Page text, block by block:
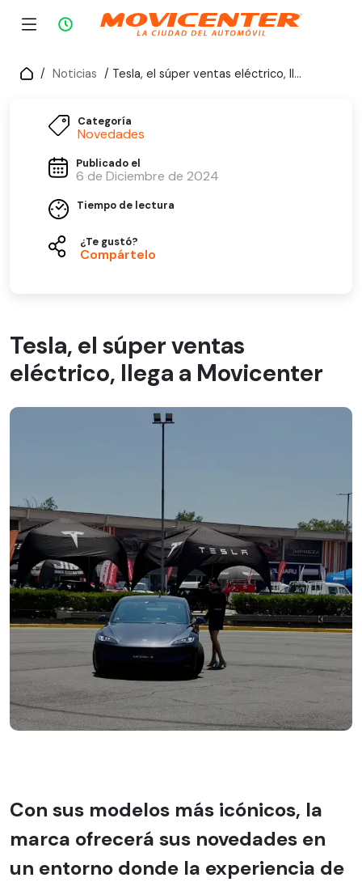
/ Noticias / Tesla, el súper ventas eléctrico, llega a Movicenter
Categoría
Novedades
Publicado el
6 de Diciembre de 2024
Tiempo de lectura
¿Te gustó?
Compártelo
Tesla, el súper ventas
eléctrico, llega a Movicenter
Con sus modelos más icónicos, la
marca ofrecerá sus novedades en
un entorno donde la experiencia de